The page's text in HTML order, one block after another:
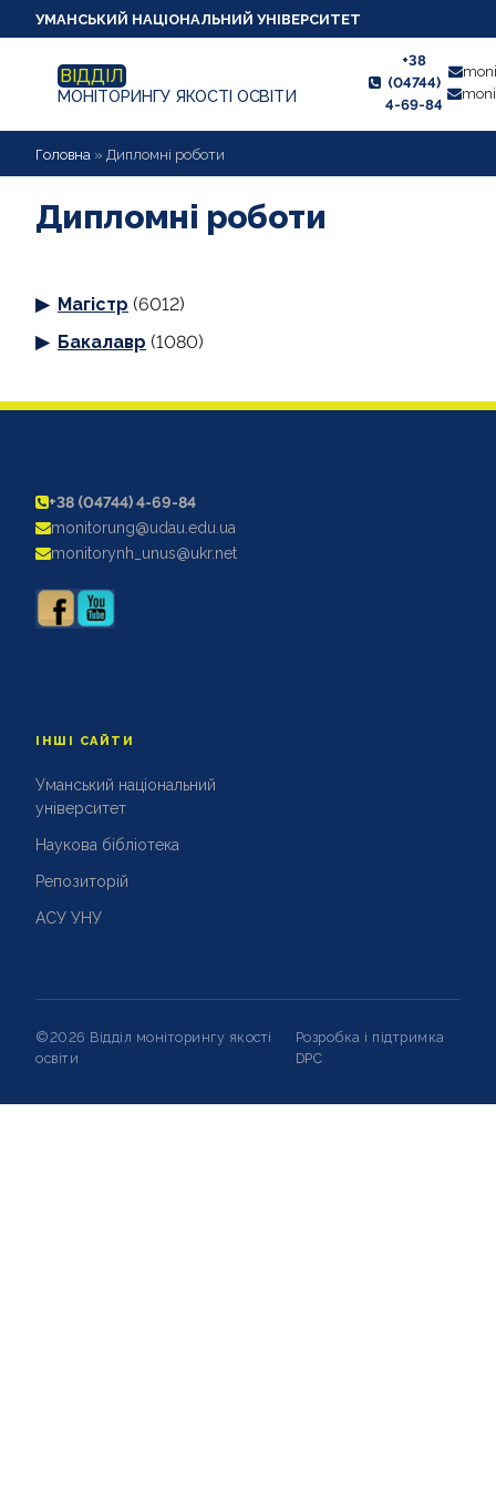
УМАНСЬКИЙ НАЦІОНАЛЬНИЙ УНІВЕРСИТЕТ
ВІДДІЛ
МОНІТОРИНГУ ЯКОСТІ ОСВІТИ
+38
(04744)
4-69-84
НОВИНИ
ПРО ВІДДІЛ
ВИКЛАДАЧУ
АНКЕТУВАННЯ
ДИПЛОМНІ РОБОТИ
АКРЕДИТАЦІЙНІ ЕКСПЕРТИЗИ
АКАДЕМІЧНА ДОБРОЧЕСНІСТЬ
Головна » Дипломні роботи
Дипломні роботи
Магістр (6012)
Бакалавр (1080)
+38 (04744) 4-69-84
monitorung@udau.edu.ua
monitorynh_unus@ukr.net
ІНШІ САЙТИ
Уманський національний
університет
Наукова бібліотека
Репозиторій
АСУ УНУ
©2026 Відділ моніторингу якості
освіти
Розробка і підтримка
DPC